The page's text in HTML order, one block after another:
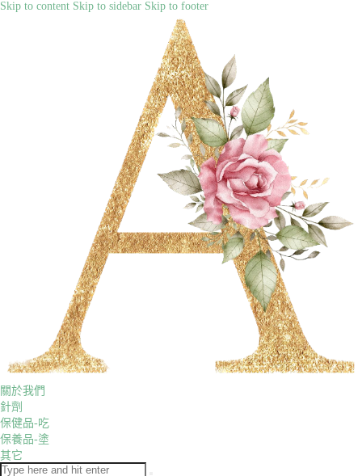
Skip to content Skip to sidebar Skip to footer
關於我們
針劑
保健品-吃
保養品-塗
其它